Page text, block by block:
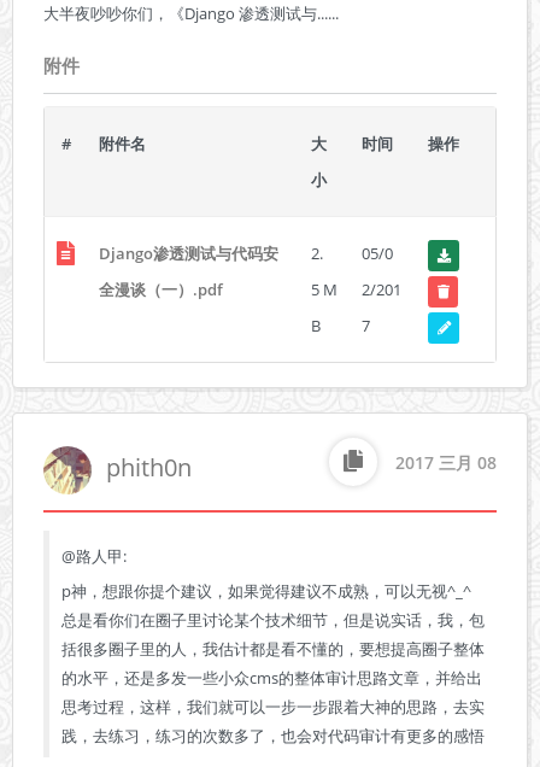
大半夜吵吵你们，《Django 渗透测试与......
附件
# 附件名
大
小
时间 操作
Django渗透测试与代码安
全漫谈（一）.pdf
2.
5 M
B
05/0
2/201
7
phith0n 2017 三月 08
@路人甲:
p神，想跟你提个建议，如果觉得建议不成熟，可以无视^_^
总是看你们在圈子里讨论某个技术细节，但是说实话，我，包
括很多圈子里的人，我估计都是看不懂的，要想提高圈子整体
的水平，还是多发一些小众cms的整体审计思路文章，并给出
思考过程，这样，我们就可以一步一步跟着大神的思路，去实
践，去练习，练习的次数多了，也会对代码审计有更多的感悟